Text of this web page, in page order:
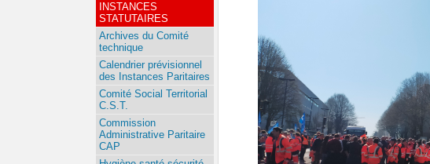
INSTANCES
STATUTAIRES
Archives du Comité
technique
Calendrier prévisionnel
des Instances Paritaires
Comité Social Territorial
C.S.T.
Commission
Administrative Paritaire
CAP